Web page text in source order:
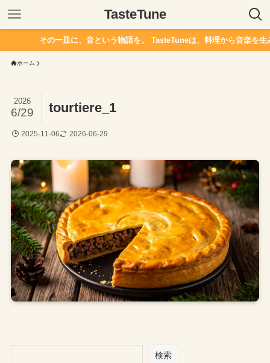
TasteTune
その一皿に、音という物語を。 TasteTuneは、料理から音楽を生み
ホーム
tourtiere_1
2026
6/29
2025-11-06 2026-06-29
検索